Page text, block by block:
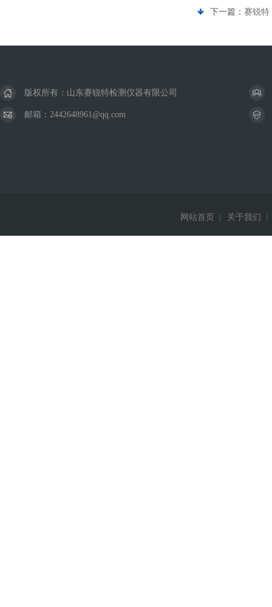
下一篇： 赛锐特
版权所有：山东赛锐特检测仪器有限公司
邮箱：2442648961@qq.com
网站首页 关于我们